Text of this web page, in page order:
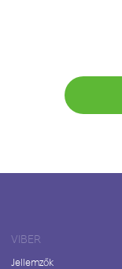
VIBER
Jellemzők